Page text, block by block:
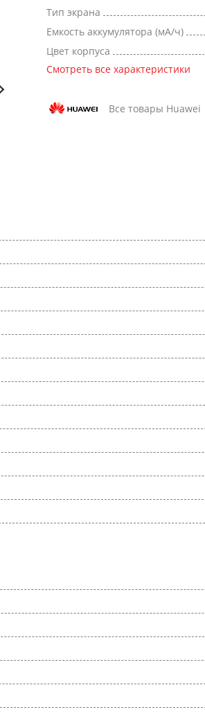
Тип экрана
Емкость аккумулятора (мА/ч)
Цвет корпуса
Смотреть все характеристики
Все товары Huawei